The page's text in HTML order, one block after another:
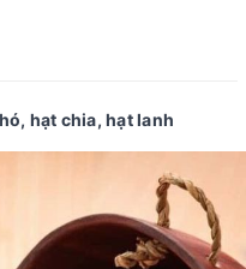
hạt chia, hạt lanh